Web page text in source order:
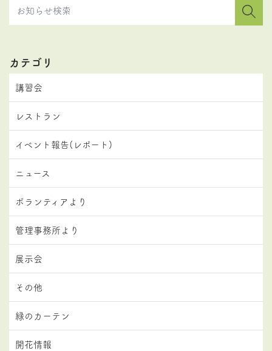
カテゴリ
講習会
レストラン
イベント報告(レポート)
ニュース
ボランティアより
管理事務所より
展示会
その他
緑のカーテン
開花情報